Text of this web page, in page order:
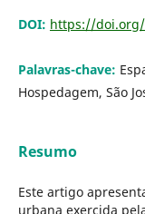
DOI: https://doi.org/
Palavras-chave:
Hospedagem, São
Resumo
Este artigo
urbana exercida